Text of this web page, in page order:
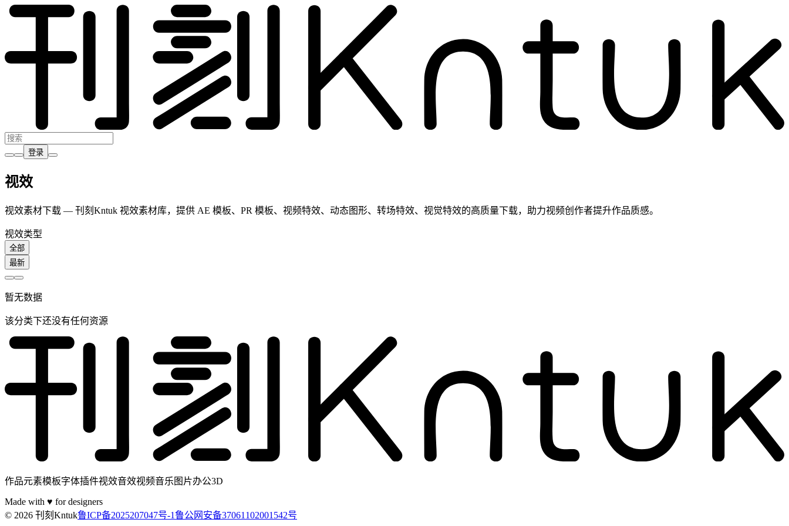
登录
视效
视效素材下载 — 刊刻Kntuk 视效素材库，提供 AE 模板、PR 模板、视频特效、动态图形、转场特效、视觉特效的高质量下载，助力视频创作者提升作品质感。
视效类型
全部
最新
暂无数据
该分类下还没有任何资源
作品元素模板字体插件视效音效视频音乐图片办公3D
Made with ♥ for designers
© 2026 刊刻Kntuk鲁ICP备2025207047号-1鲁公网安备37061102001542号